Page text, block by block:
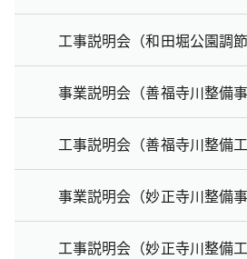
工事説明会（和田堀公園調節
事業説明会（善福寺川整備事
工事説明会（善福寺川整備工
事業説明会（妙正寺川整備事
工事説明会（妙正寺川整備工